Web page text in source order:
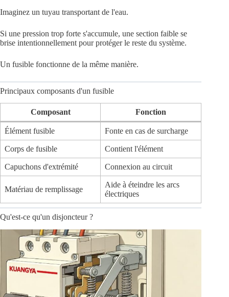
Imaginez un tuyau transportant de l'eau.
Si une pression trop forte s'accumule, une section faible se
brise intentionnellement pour protéger le reste du système.
Un fusible fonctionne de la même manière.
Principaux composants d'un fusible
Composant Fonction
Élément fusible Fonte en cas de surcharge
Corps de fusible Contient l'élément
Capuchons d'extrémité Connexion au circuit
Matériau de remplissage
Aide à éteindre les arcs
électriques
Qu'est-ce qu'un disjoncteur ?